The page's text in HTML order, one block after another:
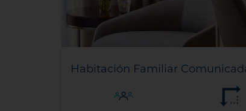
Habitación Familiar